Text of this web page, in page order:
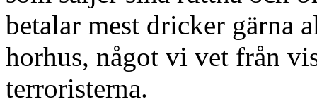
betalar mest dricker gärna
horhus, något vi vet från
terroristerna.